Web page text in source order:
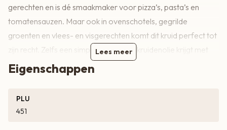
gerechten en is dé smaakmaker voor pizza’s, pasta’s en
tomatensauzen. Maar ook in ovenschotels, gegrilde
groenten en vlees- en visgerechten komt dit kruid perfect tot
zijn recht. Zelfs een simpele salade of kruidenolie krijgt met
oregano een heerlijke mediterrane twist.
Je kunt oregano tijdens het koken toevoegen om smaken
goed te laten ontwikkelen, of vlak voor het serveren
Lees meer
Eigenschappen
PLU
451